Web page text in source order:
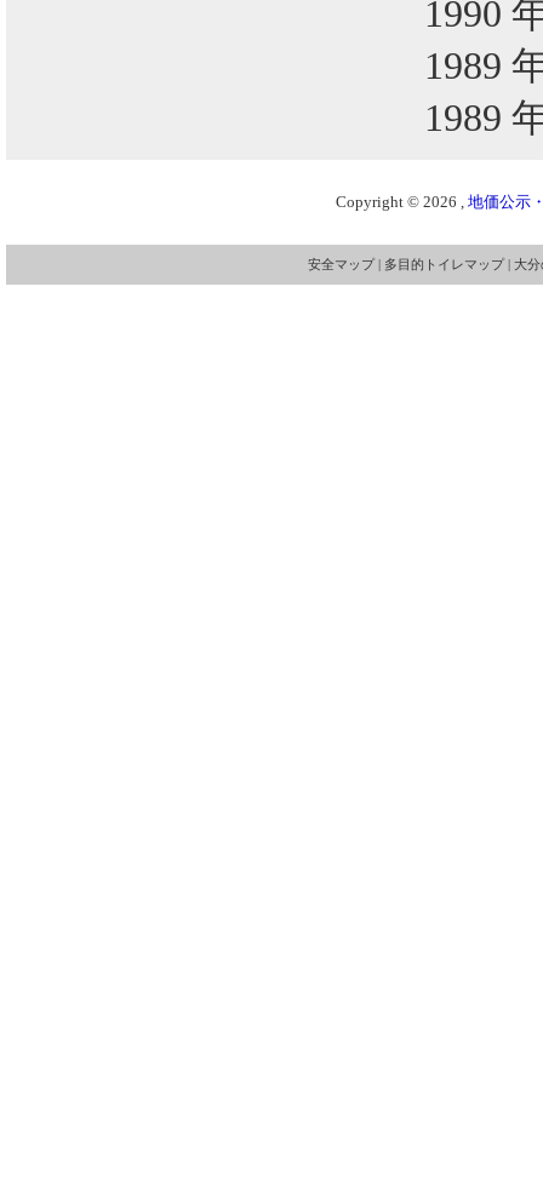
1990
1989
1989
Copyright © 2026 ,地価公示
安全マップ| 多目的トイレマップ| 大分